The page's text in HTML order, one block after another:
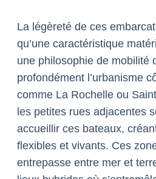
La légèreté de ces
qu’une caractéristique
une philosophie de mobilité
profondément l’urbanisme
comme La Rochelle ou
les petites rues adjacentes
accueillir ces bateaux,
flexibles et vivants. Ces
entrepasse entre mer et